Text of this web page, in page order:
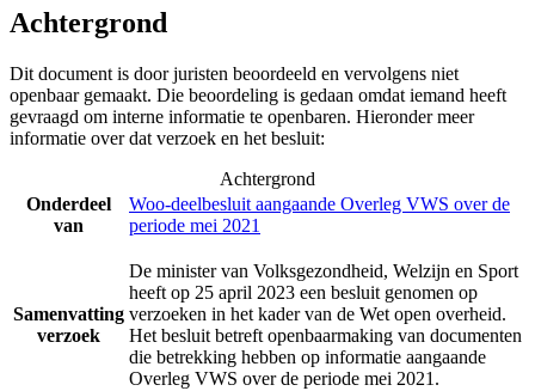
Achtergrond
Dit document is door juristen beoordeeld en vervolgens niet
openbaar gemaakt. Die beoordeling is gedaan omdat iemand heeft
gevraagd om interne informatie te openbaren. Hieronder meer
informatie over dat verzoek en het besluit:
Achtergrond
Onderdeel
van
Woo-deelbesluit aangaande Overleg VWS over de
periode mei 2021
Samenvatting
verzoek
De minister van Volksgezondheid, Welzijn en Sport
heeft op 25 april 2023 een besluit genomen op
verzoeken in het kader van de Wet open overheid.
Het besluit betreft openbaarmaking van documenten
die betrekking hebben op informatie aangaande
Overleg VWS over de periode mei 2021.